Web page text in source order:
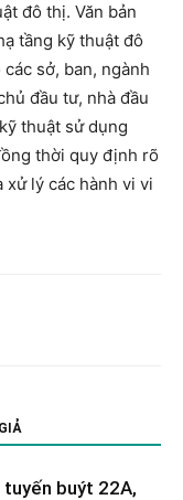
đô thị. Văn bản
tầng kỹ thuật đô
sở, ban, ngành
đầu tư, nhà đầu
thuật sử dụng
thời quy định rõ
xử lý các hành vi vi
buýt 22A,